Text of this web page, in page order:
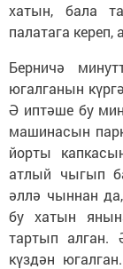
хатын, бала
палатага
Берничә
югалганын
Ә иптәше бу
машинасын
йорты
атлый чыгып
әллә чыннан
бу хатын
тартып алган.
күздән